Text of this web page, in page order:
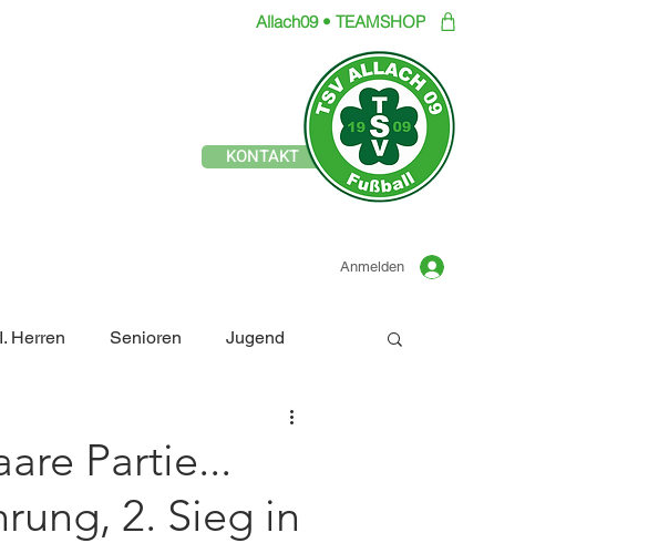
Allach09 • TEAMSHOP
KONTAKT
Anmelden
Herren Senioren Jugend
Partie...
2. Sieg in